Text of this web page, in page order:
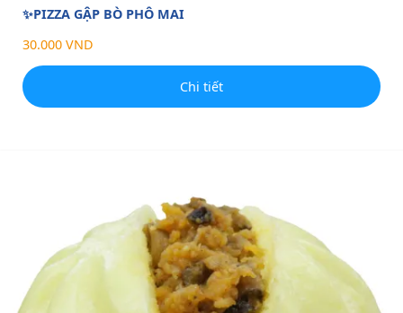
✨PIZZA GẬP BÒ PHÔ MAI
30.000 VND
Chi tiết